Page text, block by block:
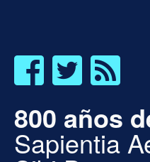
800 años
Sapientia